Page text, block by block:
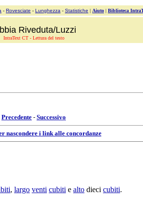
- Rovesciate - Lunghezza - Statistiche | Aiuto | Biblioteca
Riveduta/Luzzi
IntraText CT - Lettura del testo
Precedente - Successivo
nascondere i link alle concordanze
, largo venti cubiti e alto dieci cubiti.